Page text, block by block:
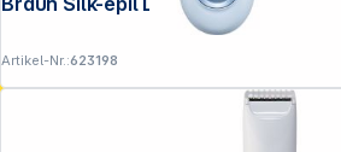
Artikel-Nr.:623198